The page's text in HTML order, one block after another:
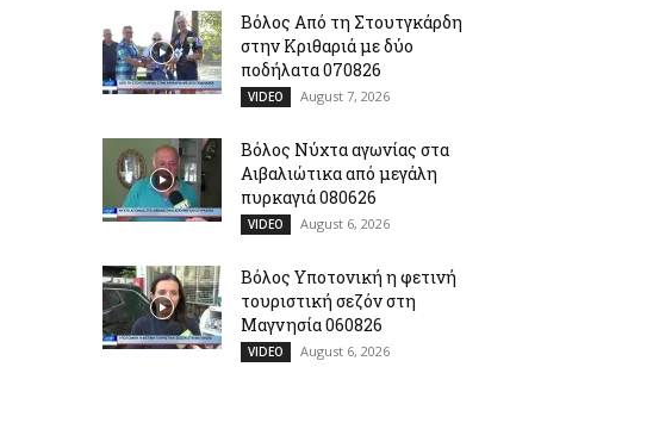
Βόλος Από τη Στουτγκάρδη
στην Κριθαριά με δύο
ποδήλατα 070826
VIDEO August 7, 2026
Βόλος Νύχτα αγωνίας στα
Αιβαλιώτικα από μεγάλη
πυρκαγιά 080626
VIDEO August 6, 2026
Βόλος Υποτονική η φετινή
τουριστική σεζόν στη
Μαγνησία 060826
VIDEO August 6, 2026